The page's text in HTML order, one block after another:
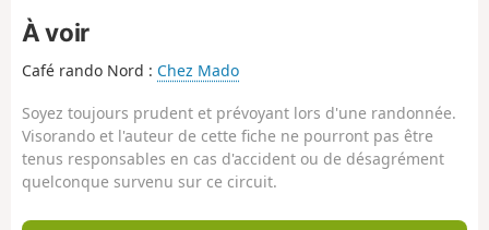
À voir
Café rando Nord : Chez Mado
Soyez toujours prudent et prévoyant lors d'une randonnée.
Visorando et l'auteur de cette fiche ne pourront pas être
tenus responsables en cas d'accident ou de désagrément
quelconque survenu sur ce circuit.